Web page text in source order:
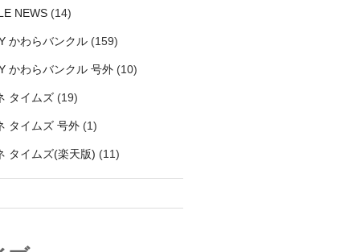
NEWS(14)
かわらバンクル(159)
かわらバンクル 号外(10)
タイムズ(19)
タイムズ 号外(1)
タイムズ(楽天版) (11)